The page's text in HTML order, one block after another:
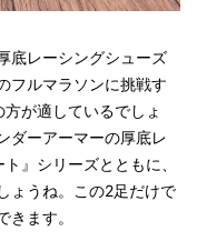
底レーシングシューズ
フルマラソンに挑戦す
が適しているでしょ
ダーアーマーの厚底レ
』シリーズとともに、
ょうね。この2足だけで
ます。